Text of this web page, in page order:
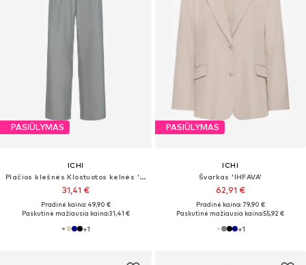
PASIŪLYMAS
ICHI
Plačios klešnės Klostuotos kelnės 'IHFava'
31,41 €
Pradinė kaina: 49,90 €
Paskutinė mažiausia kaina:31,41 €
+1
PASIŪLYMAS
ICHI
Švarkas 'IHFAVA'
62,91 €
Pradinė kaina: 79,90 €
Paskutinė mažiausia kaina:55,92 €
+1